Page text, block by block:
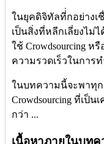
ในยุคดิจิทัลที่่กอย่างเ
เป็นสิ่งที่หลีกเลี่ยงไม่
ใช้ Crowdsourcing
ความรวดเร็วในการ
ในบทความนี้จะพาทุก
Crowdsourcing ที่เป็
กว่า ...